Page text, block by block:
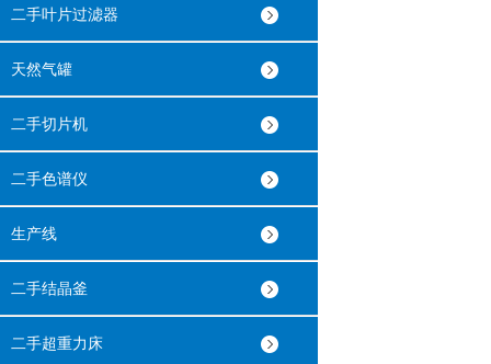
二手叶片过滤器
天然气罐
二手切片机
二手色谱仪
生产线
二手结晶釜
二手超重力床